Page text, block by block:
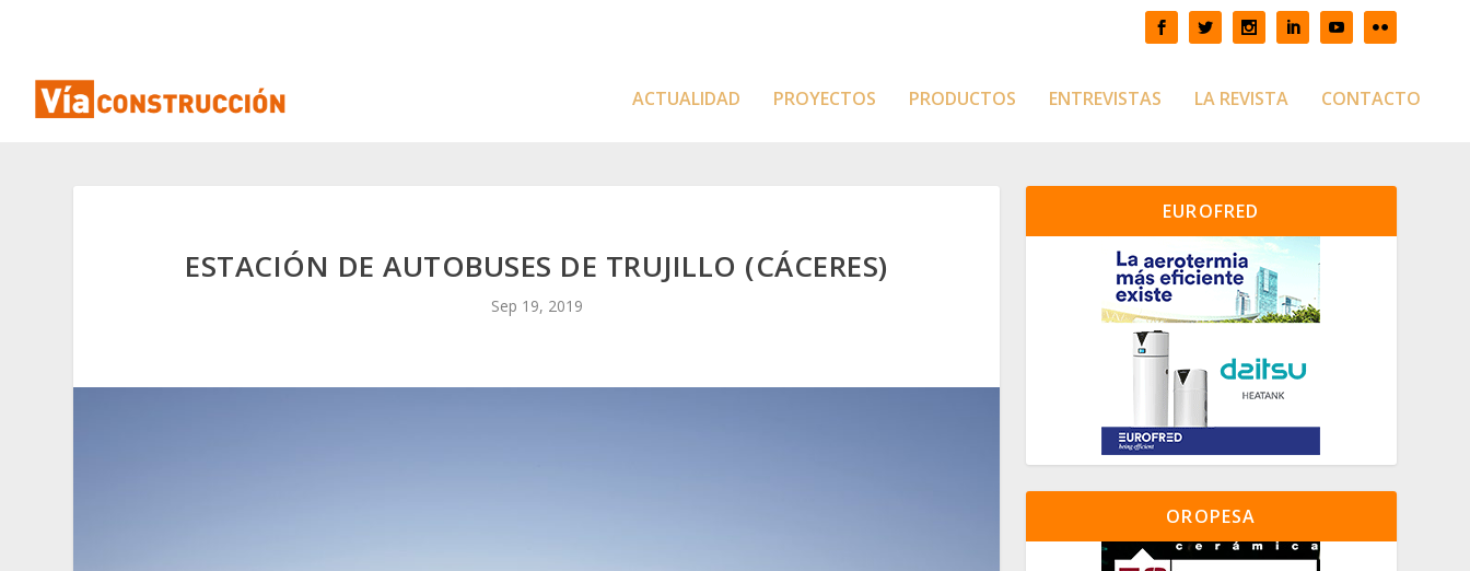
ACTUALIDAD PROYECTOS PRODUCTOS ENTREVISTAS LA REVISTA CONTACTO
ESTACIÓN DE AUTOBUSES DE TRUJILLO (CÁCERES)
Sep 19, 2019
EUROFRED
OROPESA